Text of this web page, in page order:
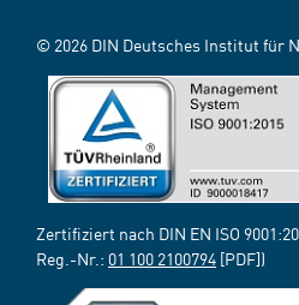
© 2026 DIN Deutsches Institut für
Zertifiziert nach DIN EN ISO
Reg.-Nr.: 01 100 2100794 [PDF])